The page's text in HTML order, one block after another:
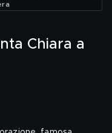
Chiara a